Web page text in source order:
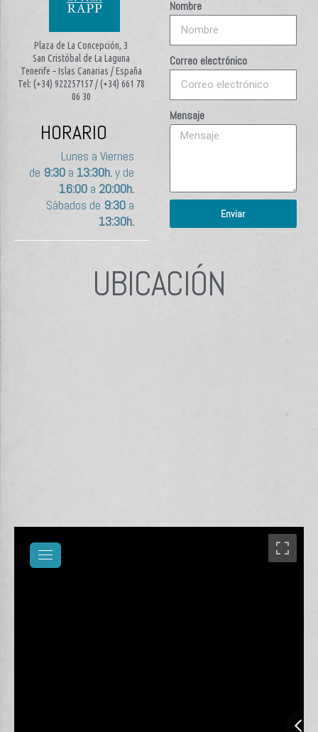
Plaza de La Concepción, 3
San Cristóbal de La Laguna
Tenerife – Islas Canarias / España
Tel: (+34) 922257157 / (+34) 661 78
06 30
HORARIO
Lunes a Viernes
de 9:30a 13:30h.y de
16:00a 20:00h.
Sábados de 9:30a
13:30h.
Nombre
Correo electrónico
Mensaje
Enviar
UBICACIÓN